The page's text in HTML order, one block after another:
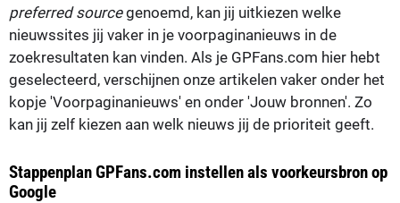
preferred sourcegenoemd, kan jij uitkiezen welke
nieuwssites jij vaker in je voorpaginanieuws in de
zoekresultaten kan vinden. Als je GPFans.com hier hebt
geselecteerd, verschijnen onze artikelen vaker onder het
kopje 'Voorpaginanieuws' en onder 'Jouw bronnen'. Zo
kan jij zelf kiezen aan welk nieuws jij de prioriteit geeft.
Stappenplan GPFans.com instellen als voorkeursbron op
Google